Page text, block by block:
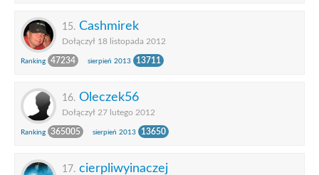
15. Cashmirek
Dołączył 18 listopada 2012
Ranking 47234 sierpień 2013 13711
16. Oleczek56
Dołączył 27 lutego 2012
Ranking 365005 sierpień 2013 13650
17. cierpliwyinaczej